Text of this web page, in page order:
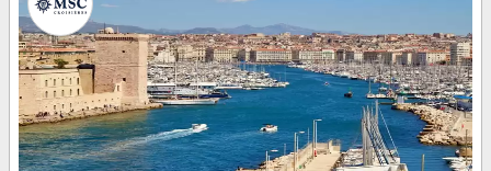
Rechercher